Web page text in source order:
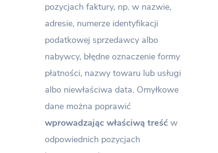
pozycjach faktury, np. w nazwie,
adresie, numerze identyfikacji
podatkowej sprzedawcy albo
nabywcy, błędne oznaczenie formy
płatności, nazwy towaru lub usługi
albo niewłaściwa data. Omyłkowe
dane można poprawić
wprowadzając właściwą treść w
odpowiednich pozycjach